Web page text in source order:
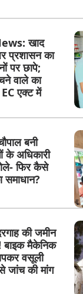
खाद
प्रशासन का
पर छापे;
वाले का
एक्ट में
बनी
के अधिकारी
फिर कैसे
समाधान?
की जमीन
मैकेनिक
वसूली
जांच की मांग